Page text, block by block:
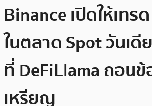
Binance เปิดให้เทร
ในตลาด Spot วันเ
ที่ DeFiLlama ถอน
เหรียญ